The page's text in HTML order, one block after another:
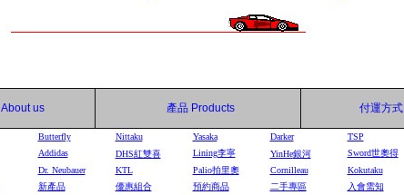
About us 產品 Products 付運方式
Butterfly Nittaku Yasaka Darker TSP
Addidas DHS紅雙喜 Lining李寧 YinHe銀河 Sword世奧得
Dr. Neubauer KTL Palio拍里奧 Cornilleau Kokutaku
新產品 優惠組合 預約商品 二手專區 入會需知